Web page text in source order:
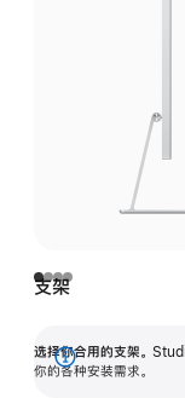
支架
选择你合用的支架。
你的各种安装需求。
展